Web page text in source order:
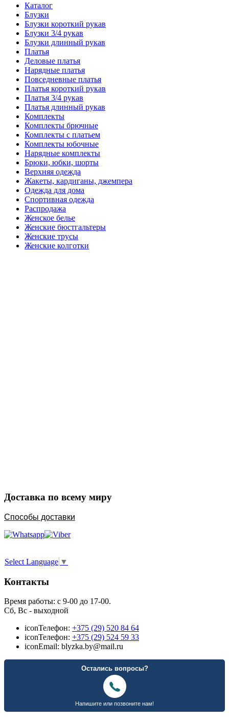
Каталог
Блузки
Блузки короткий рукав
Блузки 3/4 рукав
Блузки длинный рукав
Платья
Деловые платья
Нарядные платья
Повседневные платья
Платья короткий рукав
Платья 3/4 рукав
Платья длинный рукав
Комплекты
Комплекты брючные
Комплекты с платьем
Комплекты юбочные
Нарядные комплекты
Брюки, юбки, шорты
Верхняя одежда
Жакеты, кардиганы, джемпера
Одежда для дома
Спортивная одежда
Распродажа
Женское белье
Женские бюстгальтеры
Женские трусы
Женские колготки
Доставка по всему миру
Способы доставки
Select Language ▼
Контакты
Время работы: с 9-00 до 17-00.
Сб, Вс - выходной
iconТелефон: +375 (29) 520 84 64
iconТелефон: +375 (29) 524 59 33
iconEmail: blyzka.by@mail.ru